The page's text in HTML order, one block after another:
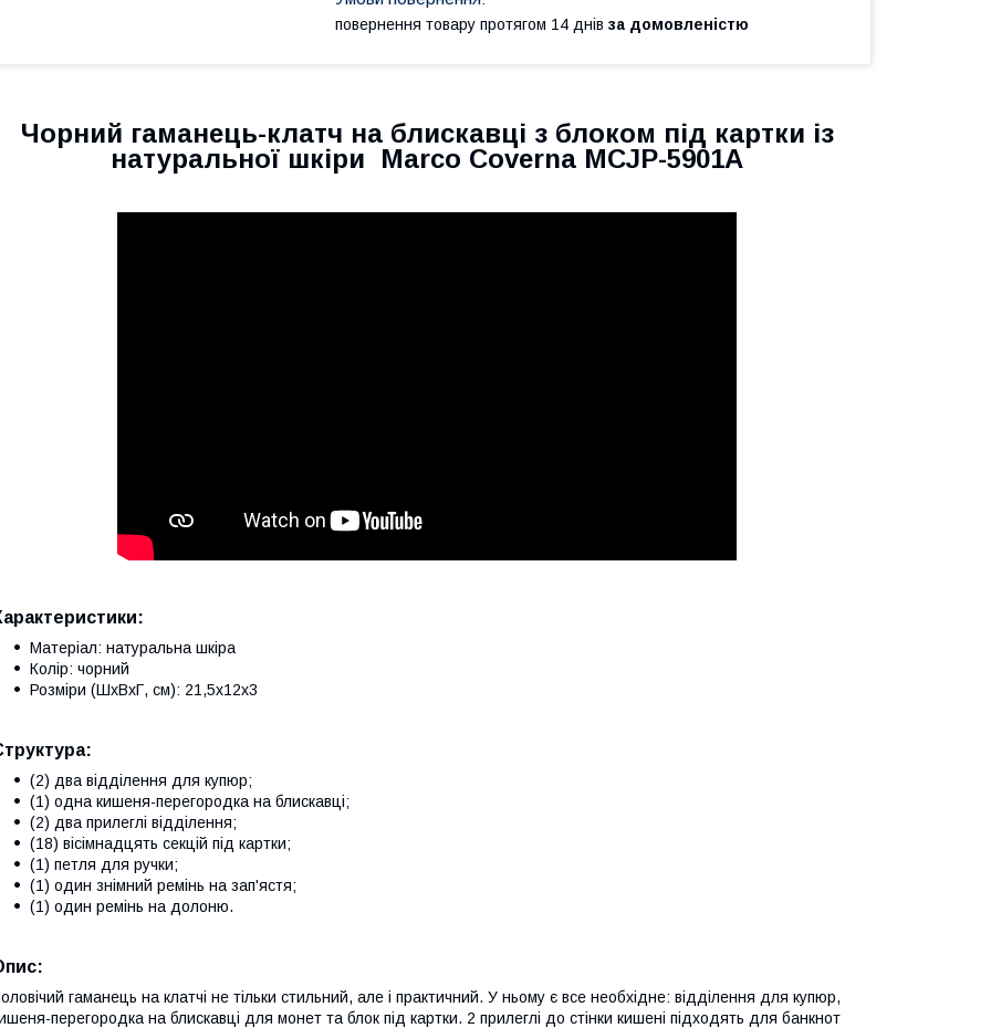
повернення товару протягом 14 днів за домовленістю
Чорний гаманець-клатч на блискавці з блоком під картки із
натуральної шкіри Marco Coverna MCJP-5901A
Матеріал: натуральна шкіра
Колір: чорний
Розміри (ШхВхГ, см): 21,5х12х3
(2) два відділення для купюр;
(1) одна кишеня-перегородка на блискавці;
(2) два прилеглі відділення;
(18) вісімнадцять секцій під картки;
(1) петля для ручки;
(1) один знімний ремінь на зап'ястя;
(1) один ремінь на долоню.
гаманець на клатчі не тільки стильний, але і практичний. У ньому є все необхідне: відділення для купюр,
перегородка на блискавці для монет та блок під картки. 2 прилеглі до стінки кишені підходять для банкнот